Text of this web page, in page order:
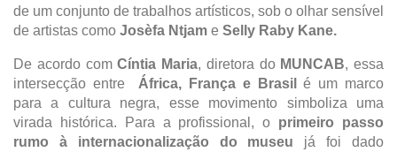
de um conjunto de trabalhos artísticos, sob o olhar sensível
de artistas como Josèfa Ntjam e Selly Raby Kane.
De acordo comCíntia Maria, diretora do MUNCAB, essa
intersecção entre África, França e Brasilé um marco
para a cultura negra, esse movimento simboliza uma
virada histórica. Para a profissional, o primeiro passo
rumo à internacionalização do museu já foi dado